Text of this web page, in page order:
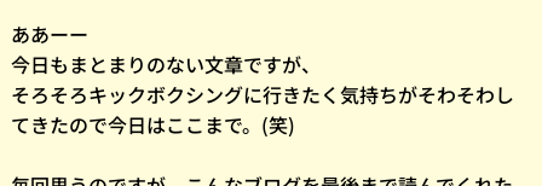
ああーー
今日もまとまりのない文章ですが、
そろそろキックボクシングに行きたく気持ちがそわそわし
てきたので今日はここまで。(笑)